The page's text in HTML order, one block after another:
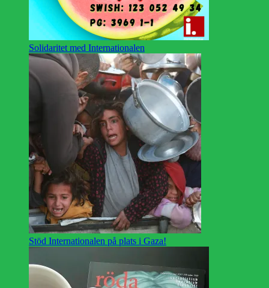
Solidaritet med Internationalen
Stöd Internationalen på plats i Gaza!